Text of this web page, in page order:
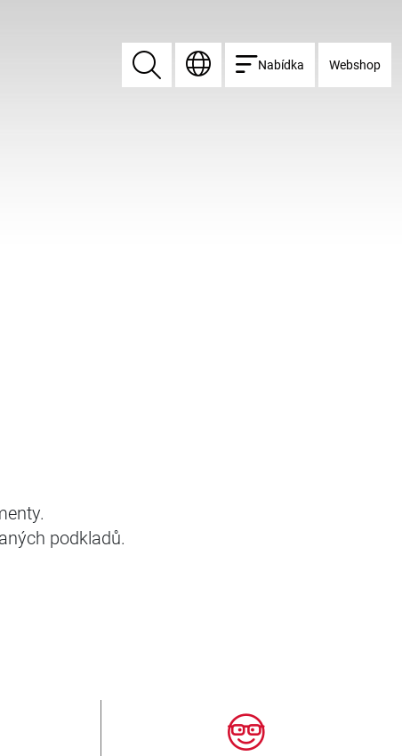
Vyhledat
Vyhledat Nabídka Webshop
podkladů.